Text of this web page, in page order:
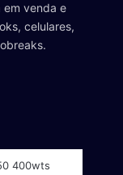
em venda e
celulares,
400wts